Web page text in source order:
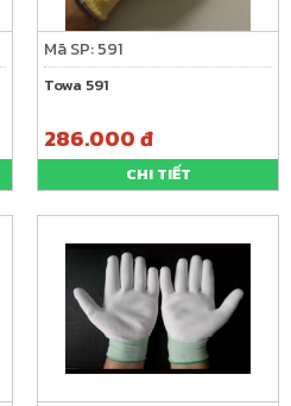
Mã SP: 591
Towa 591
286.000 đ
CHI TIẾT